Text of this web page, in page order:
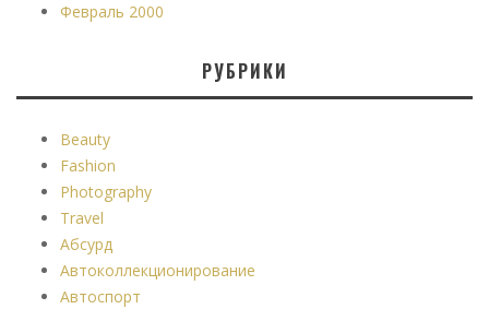
Февраль 2000
РУБРИКИ
Beauty
Fashion
Photography
Travel
Абсурд
Автоколлекционирование
Автоспорт